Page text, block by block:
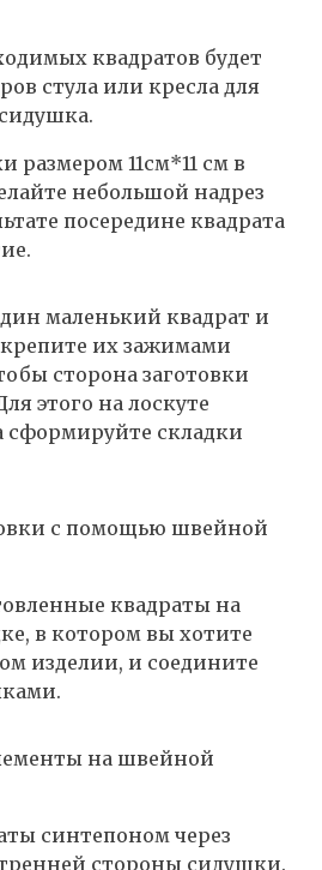
квадратов будет
стула или кресла для
размером 11см*11 см в
небольшой надрез
посередине квадрата
маленький квадрат и
их зажимами
сторона заготовки
этого на лоскуте
сформируйте складки
с помощью швейной
квадраты на
в котором вы хотите
изделии, и соедините
на швейной
синтепоном через
стороны сидушки.